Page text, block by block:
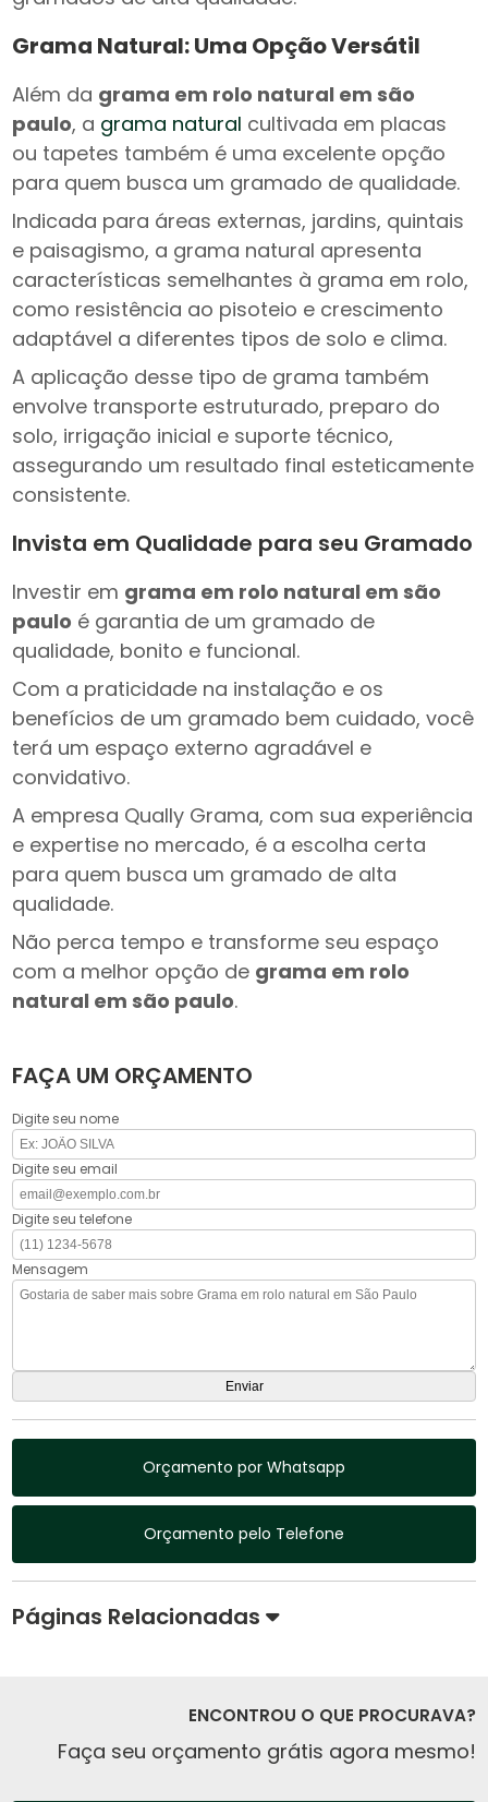
Grama Natural: Uma Opção Versátil
Além da grama em rolo natural em são
paulo, a grama natural cultivada em placas
ou tapetes também é uma excelente opção
para quem busca um gramado de qualidade.
Indicada para áreas externas, jardins, quintais
e paisagismo, a grama natural apresenta
características semelhantes à grama em rolo,
como resistência ao pisoteio e crescimento
adaptável a diferentes tipos de solo e clima.
A aplicação desse tipo de grama também
envolve transporte estruturado, preparo do
solo, irrigação inicial e suporte técnico,
assegurando um resultado final esteticamente
consistente.
Invista em Qualidade para seu Gramado
Investir em grama em rolo natural em são
paulo é garantia de um gramado de
qualidade, bonito e funcional.
Com a praticidade na instalação e os
benefícios de um gramado bem cuidado, você
terá um espaço externo agradável e
convidativo.
A empresa Qually Grama, com sua experiência
e expertise no mercado, é a escolha certa
para quem busca um gramado de alta
qualidade.
Não perca tempo e transforme seu espaço
com a melhor opção de grama em rolo
natural em são paulo.
FAÇA UM ORÇAMENTO
Digite seu nome
Digite seu email
Digite seu telefone
Mensagem
Orçamento por Whatsapp
Orçamento pelo Telefone
Páginas Relacionadas
ENCONTROU O QUE PROCURAVA?
Faça seu orçamento grátis agora mesmo!